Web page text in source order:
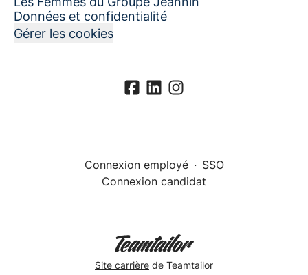
Données et confidentialité
Gérer les cookies
Connexion employé · SSO
Connexion candidat
Site carrière de Teamtailor